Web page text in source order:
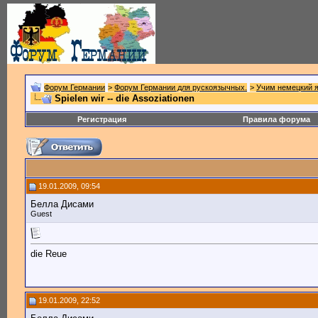
Форум Германии > Форум Германии для рускоязычных. > Учим немецкий
Spielen wir -- die Assoziationen
Регистрация Правила форума
19.01.2009, 09:54
Белла Дисами
Guest
die Reue
19.01.2009, 22:52